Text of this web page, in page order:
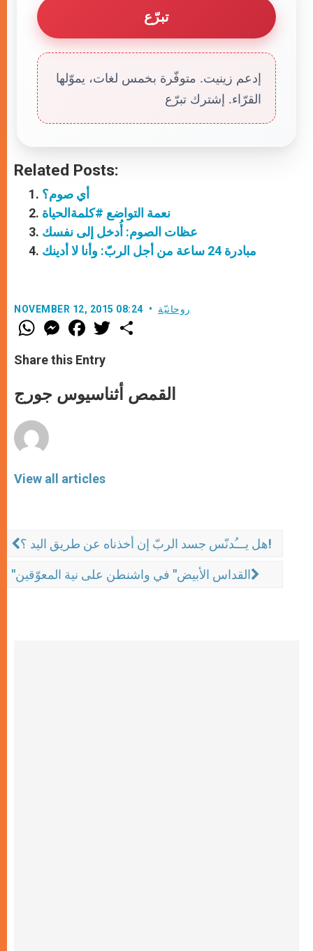
تبرّع
إدعم زينيت. متوفّرة بخمس لغات، يموّلها
القرّاء. إشترك تبرّع
Related Posts:
أي صوم؟
نعمة التواضع #كلمةالحياة
عظات الصوم: أُدخل إلى نفسك
مبادرة 24 ساعة من أجل الربّ: وأنا لا أدينك
NOVEMBER 12, 2015 08:24 روحانيّة
W
h
t
s
p
p
M
e
s
e
e
F
a
e
b
k
T
w
r
Share this Entry
القمص أثناسيوس جورج
View all articles
هل يـــُدنّس جسد الربّ إن أخذناه عن طريق اليد ؟!
"القداس الأبيض" في واشنطن على نية المعوّقين